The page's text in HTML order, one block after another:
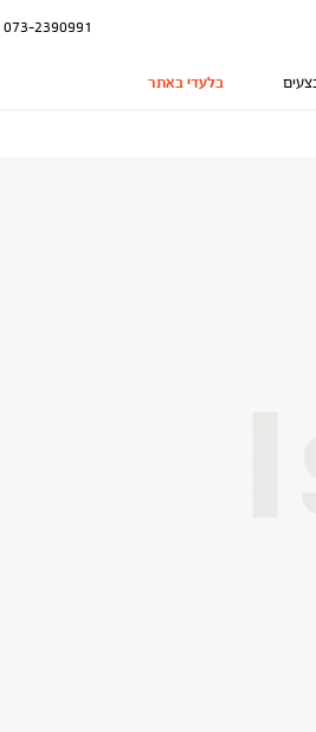
073-2390991
בלעדי באתר